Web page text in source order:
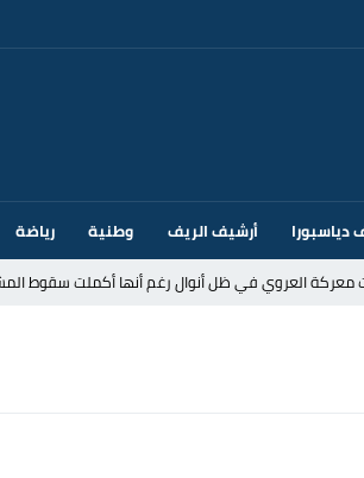
دياسبورا أرشيف الريف وطنية رياضة
معركة العروي في ظل أنوال رغم أنها أكملت سقوط
بسبب الضوابط الحدودية في فضاء شنغن